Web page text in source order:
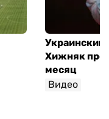
Украинский
Хижняк
месяц
Видео